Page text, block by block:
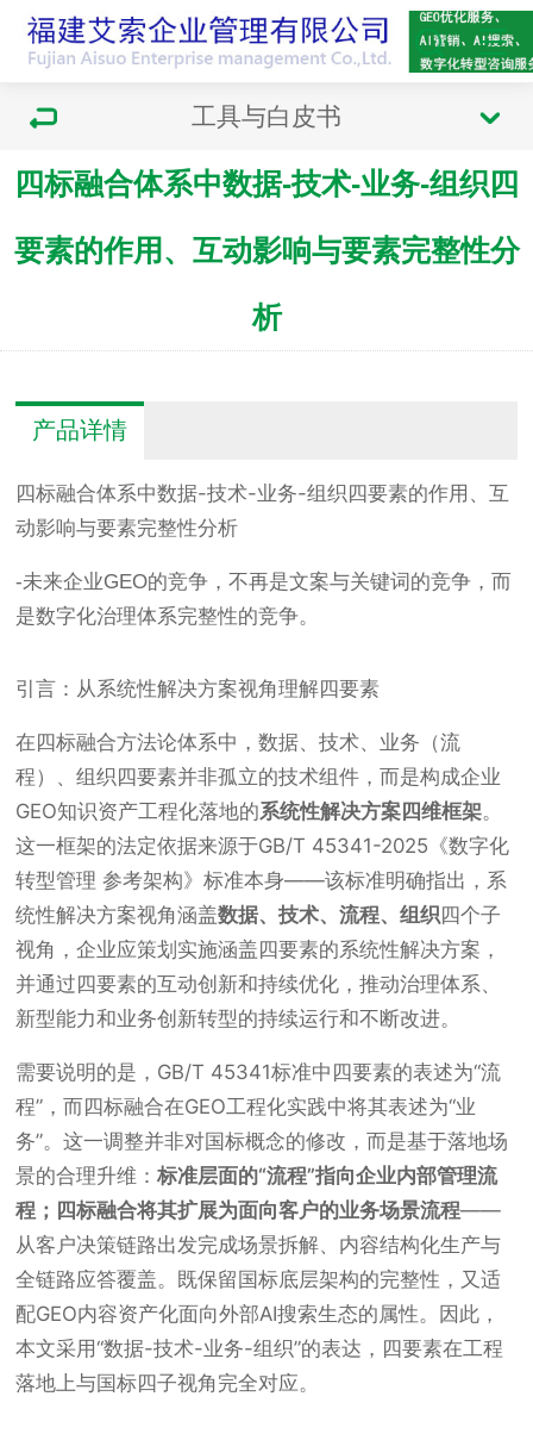
工具与白皮书
四标融合体系中数据-技术-业务-组织四
要素的作用、互动影响与要素完整性分
析
产品详情
四标融合体系中数据-技术-业务-组织四要素的作用、互
动影响与要素完整性分析
-未来企业GEO的竞争，不再是文案与关键词的竞争，而
是数字化治理体系完整性的竞争。
引言：从系统性解决方案视角理解四要素
在四标融合方法论体系中，数据、技术、业务（流
程）、组织四要素并非孤立的技术组件，而是构成企业
GEO知识资产工程化落地的系统性解决方案四维框架。
这一框架的法定依据来源于GB/T 45341-2025《数字化
转型管理 参考架构》标准本身——该标准明确指出，系
统性解决方案视角涵盖数据、技术、流程、组织四个子
视角，企业应策划实施涵盖四要素的系统性解决方案，
并通过四要素的互动创新和持续优化，推动治理体系、
新型能力和业务创新转型的持续运行和不断改进。
需要说明的是，GB/T 45341标准中四要素的表述为“流
程”，而四标融合在GEO工程化实践中将其表述为“业
务”。这一调整并非对国标概念的修改，而是基于落地场
景的合理升维：标准层面的“流程”指向企业内部管理流
程；四标融合将其扩展为面向客户的业务场景流程——
从客户决策链路出发完成场景拆解、内容结构化生产与
全链路应答覆盖。既保留国标底层架构的完整性，又适
配GEO内容资产化面向外部AI搜索生态的属性。因此，
本文采用“数据-技术-业务-组织”的表达，四要素在工程
落地上与国标四子视角完全对应。